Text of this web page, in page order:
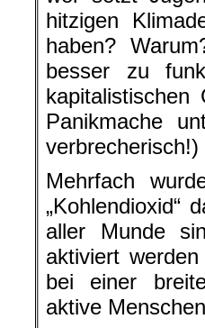
hitzigen
haben?
besser zu
kapitalistischen
Panikmache
verbrecherisch!)
Mehrfach
„Kohlendioxid“
aller Munde
aktiviert
bei einer
aktive